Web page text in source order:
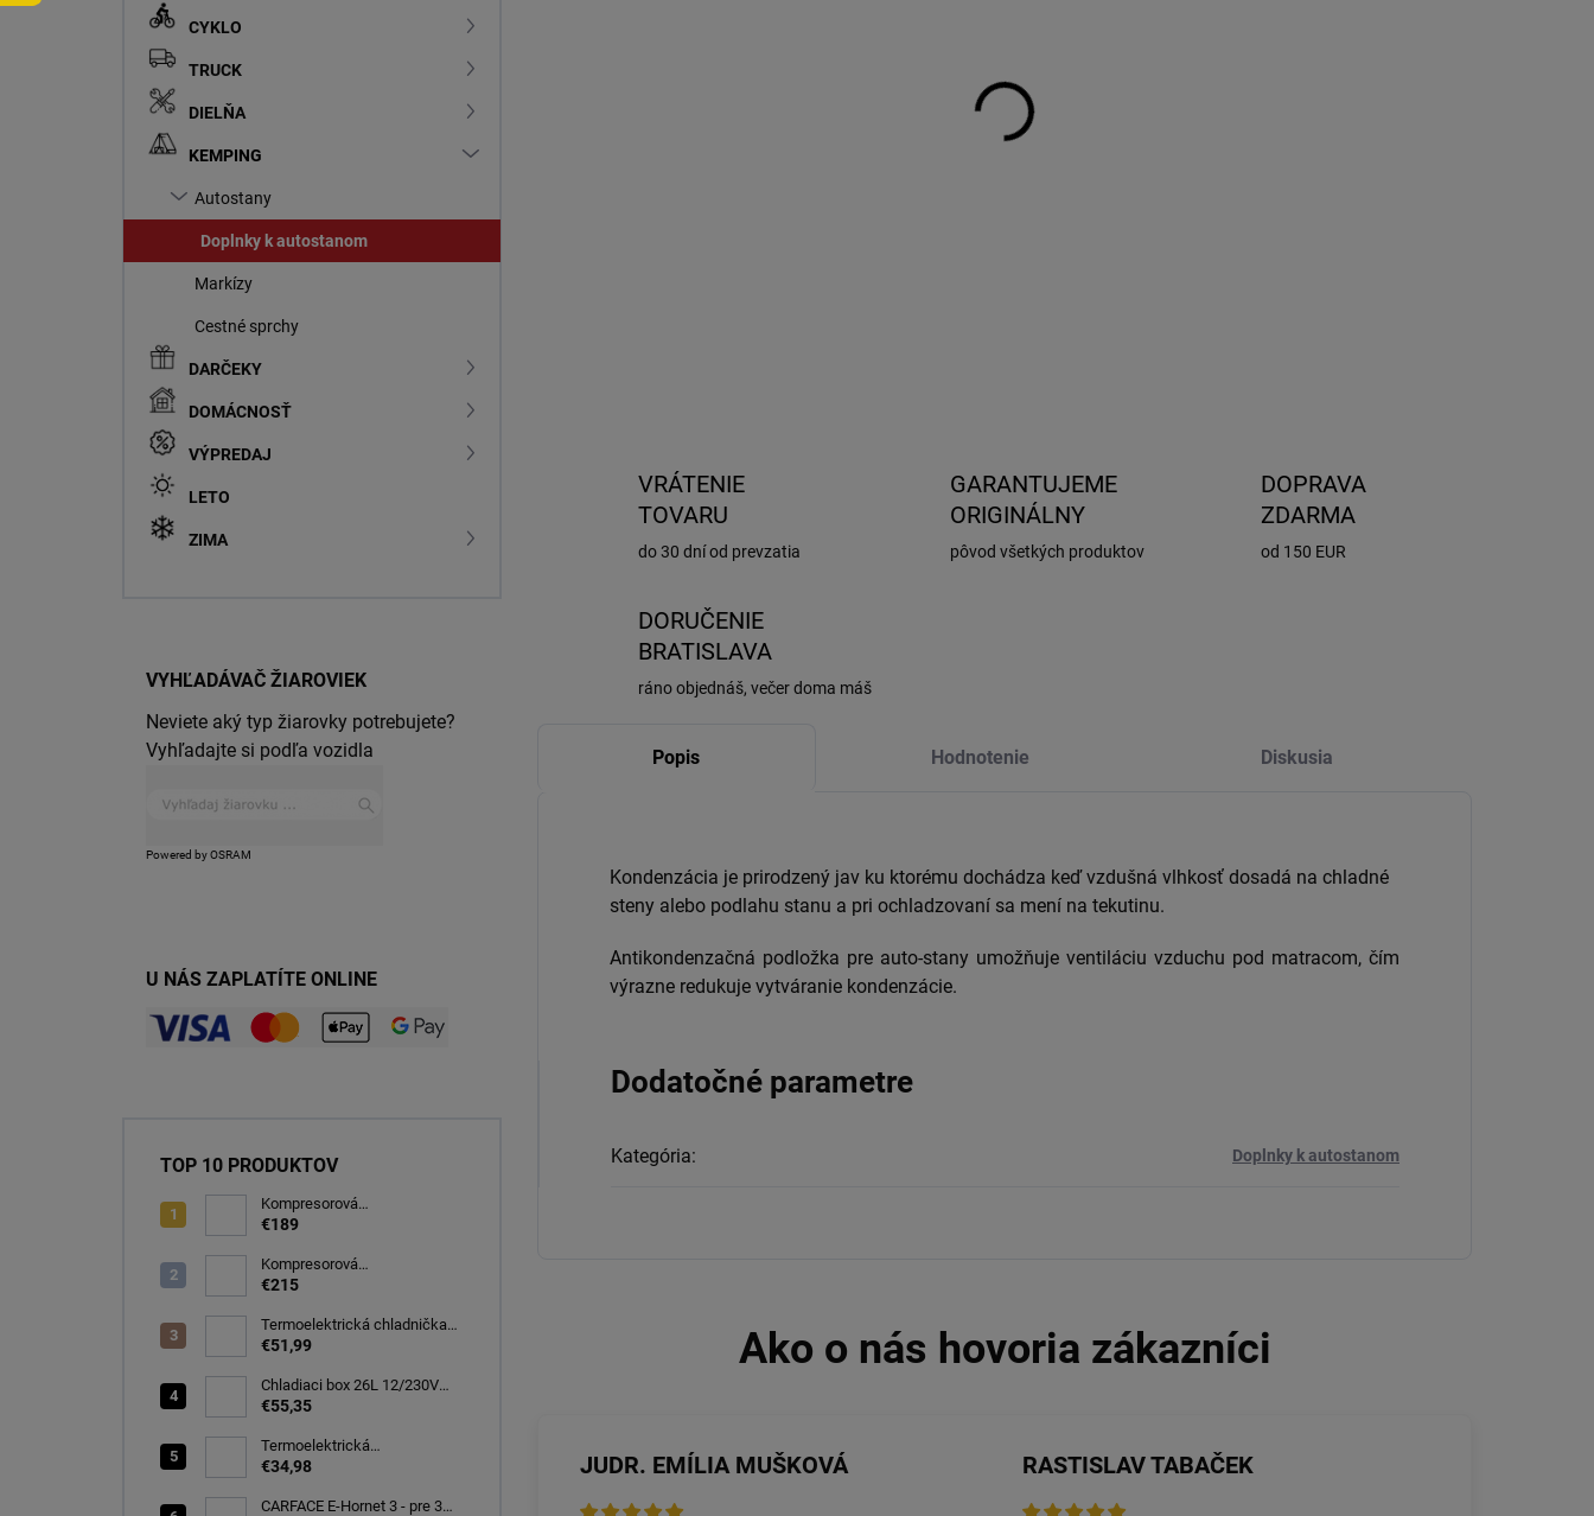
CYKLO
TRUCK
DIELŇA
KEMPING
Autostany
Doplnky k autostanom
Markízy
Cestné sprchy
DARČEKY
DOMÁCNOSŤ
VÝPREDAJ
LETO
ZIMA
VYHĽADÁVAČ ŽIAROVIEK
Neviete aký typ žiarovky potrebujete?
Vyhľadajte si podľa vozidla
Powered by OSRAM
U NÁS ZAPLATÍTE ONLINE
TOP 10 PRODUKTOV
Kompresorová
autochladnička 32 litrov, -20C
€189
Kompresorová
autochladnička 40 litrov, -22C
€215
Termoelektrická chladnička
CARFACE 29 litrov -20C
€51,99
Chladiaci box 26L 12/230V
autochladnička, modrá
€55,35
Termoelektrická
autochladnička 8 l
€34,98
CARFACE E-Hornet 3 - pre 3
VRÁTENIE
TOVARU
do 30 dní od prevzatia
GARANTUJEME
ORIGINÁLNY
pôvod všetkých produktov
DOPRAVA
ZDARMA
od 150 EUR
DORUČENIE
BRATISLAVA
ráno objednáš, večer doma máš
Popis Hodnotenie Diskusia
Kondenzácia je prirodzený jav ku ktorému dochádza keď vzdušná vlhkosť dosadá na chladné
steny alebo podlahu stanu a pri ochladzovaní sa mení na tekutinu.
Antikondenzačná podložka pre auto-stany umožňuje ventiláciu vzduchu pod matracom, čím
výrazne redukuje vytváranie kondenzácie.
Dodatočné parametre
Kategória: Doplnky k autostanom
JUDR. EMÍLIA MUŠKOVÁ RASTISLAV TABAČEK